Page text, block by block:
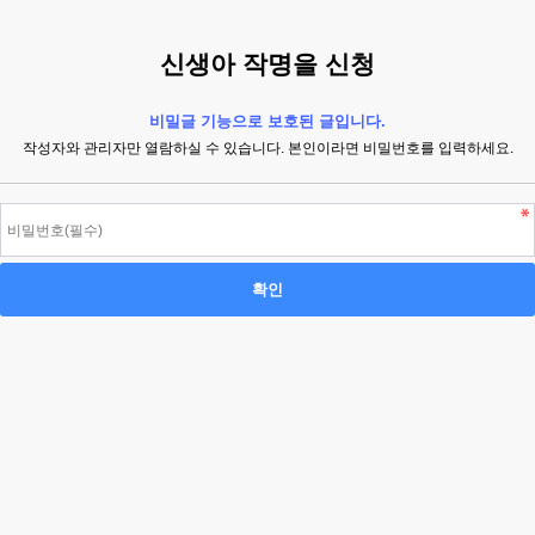
신생아 작명을 신청
비밀글 기능으로 보호된 글입니다.
작성자와 관리자만 열람하실 수 있습니다. 본인이라면 비밀번호를 입력하세요.